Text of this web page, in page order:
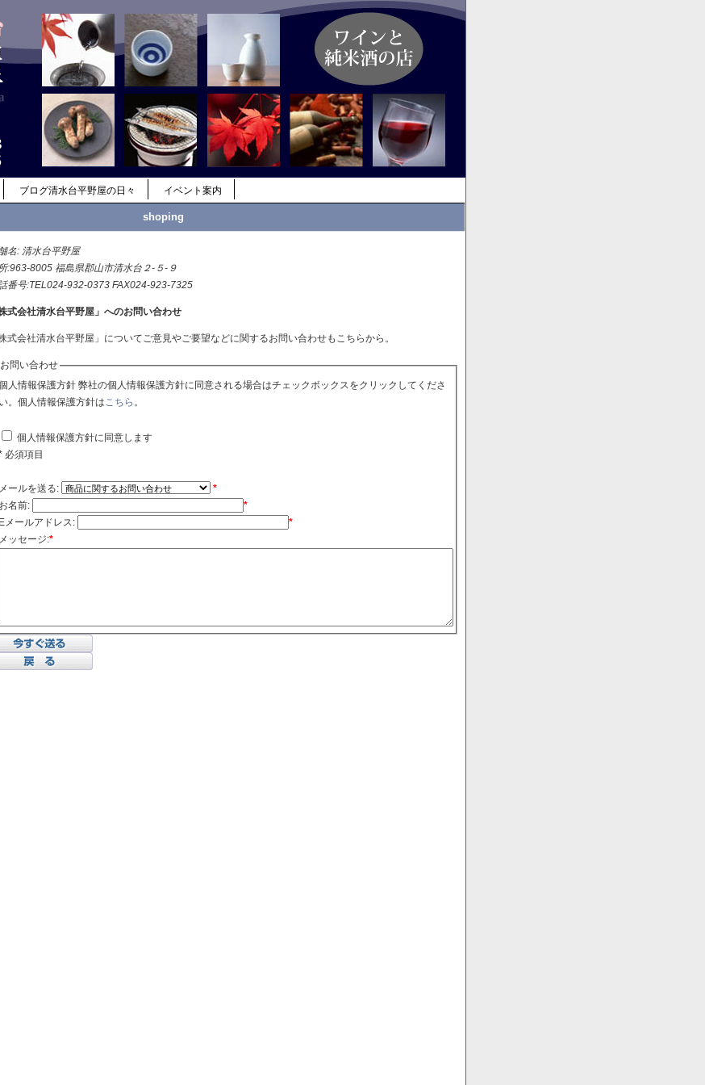
ブログ清水台平野屋の日々 イベント案内
shoping
名: 清水台平野屋
:963-8005 福島県郡山市清水台２-５-９
番号:TEL024-932-0373 FAX024-923-7325
株式会社清水台平野屋」へのお問い合わせ
株式会社清水台平野屋」についてご意見やご要望などに関するお問い合わせもこちらから。
お問い合わせ
情報保護方針 弊社の個人情報保護方針に同意される場合はチェックボックスをクリックしてくださ
い。個人情報保護方針はこちら 。
個人情報保護方針に同意します
必須項目
メールを送る:
*
お名前:
*
Eメールアドレス:
*
メッセージ:*